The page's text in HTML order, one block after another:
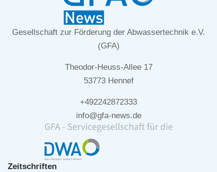
Gesellschaft zur Förderung der Abwassertechnik e.V.
(GFA)
Theodor-Heuss-Allee 17
53773 Hennef
+492242872333
info@gfa-news.de
Zeitschriften